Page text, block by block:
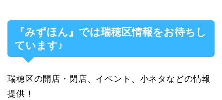
『みずほん』では瑞穂区情報をお待ちし
ています♪
瑞穂区の開店・閉店、イベント、小ネタなどの情報
提供！